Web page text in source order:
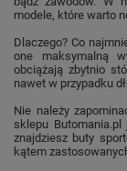
modele, które warto
Dlaczego? Co
one maksymalną
obciążają zbytnio
nawet w przypadku
Nie należy
sklepu
znajdziesz buty
kątem